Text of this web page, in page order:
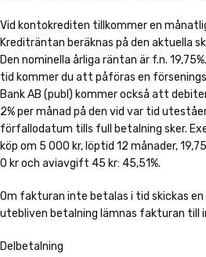
Vid kontokrediten tillkommer en
Krediträntan beräknas på den aktuella
Den nominella årliga räntan är f.n.
tid kommer du att påföras en
Bank AB (publ) kommer också att
2% per månad på den vid var tid
förfallodatum tills full betalning sker.
köp om 5 000 kr, löptid 12 månader,
0 kr och aviavgift 45 kr: 45,51%.
Om fakturan inte betalas i tid skickas en
utebliven betalning lämnas fakturan till
Delbetalning